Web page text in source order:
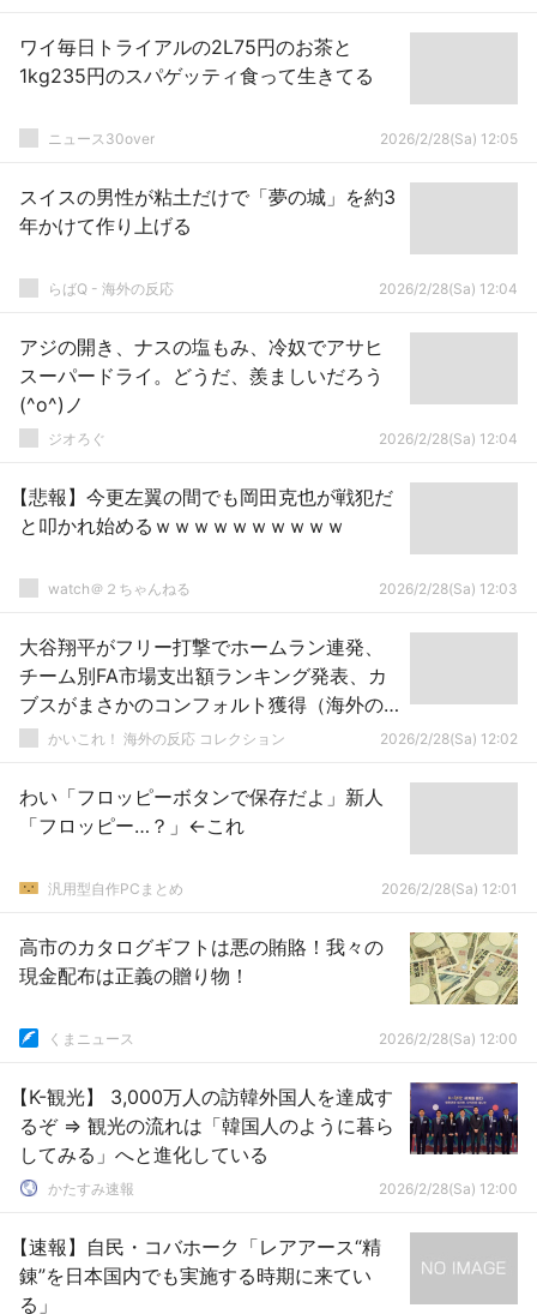
ワイ毎日トライアルの2L75円のお茶と
1kg235円のスパゲッティ食って生きてる
ニュース30over 2026/2/28(Sa) 12:05
スイスの男性が粘土だけで「夢の城」を約3
年かけて作り上げる
らばQ - 海外の反応 2026/2/28(Sa) 12:04
アジの開き、ナスの塩もみ、冷奴でアサヒ
スーパードライ。どうだ、羨ましいだろう
(^o^)ノ
ジオろぐ 2026/2/28(Sa) 12:04
【悲報】今更左翼の間でも岡田克也が戦犯だ
と叩かれ始めるｗｗｗｗｗｗｗｗｗｗ
watch＠２ちゃんねる 2026/2/28(Sa) 12:03
大谷翔平がフリー打撃でホームラン連発、
チーム別FA市場支出額ランキング発表、カ
ブスがまさかのコンフォルト獲得（海外の
反応）かいこれ！ 海外の反応 コレクション 2026/2/28(Sa) 12:02
わい「フロッピーボタンで保存だよ」新人
「フロッピー…？」←これ
汎用型自作PCまとめ 2026/2/28(Sa) 12:01
高市のカタログギフトは悪の賄賂！我々の
現金配布は正義の贈り物！
くまニュース 2026/2/28(Sa) 12:00
【K-観光】 3,000万人の訪韓外国人を達成す
るぞ ⇒ 観光の流れは「韓国人のように暮ら
してみる」へと進化している
かたすみ速報 2026/2/28(Sa) 12:00
【速報】自民・コバホーク「レアアース“精
錬”を日本国内でも実施する時期に来てい
る」